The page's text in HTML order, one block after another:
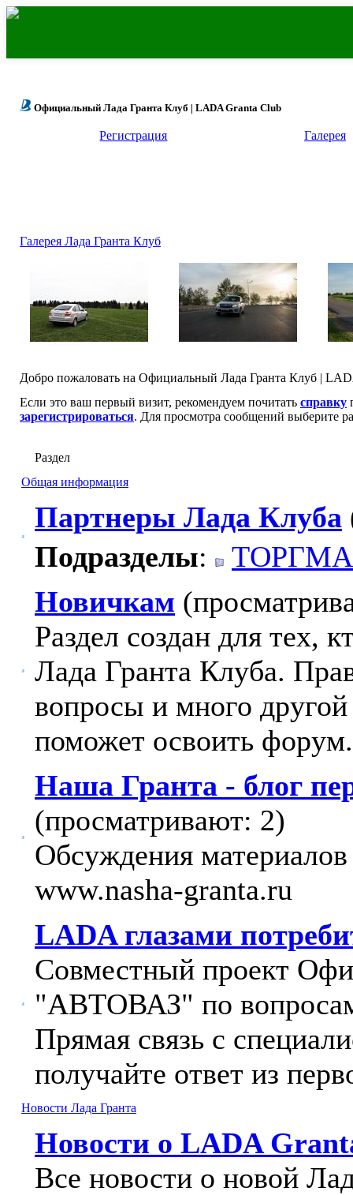
Официальный Лада Гранта Клуб | LADA Granta Club
Регистрация Галерея
Галерея Лада Гранта Клуб
Добро пожаловать на Официальный Лада Гранта Клуб |
Если это ваш первый визит, рекомендуем почитать справку
зарегистрироваться. Для просмотра сообщений выберите
Раздел
Общая информация
Партнеры Лада Клуба
Подразделы:
Новичкам
Раздел создан для тех,
Лада Гранта Клуба.
вопросы и много
поможет освоить форум.
Наша Гранта - блог
(просматривают: 2)
Обсуждения
www.nasha-granta.ru
LADA глазами
Совместный проект
"АВТОВАЗ" по
Прямая связь с
получайте ответ из
Новости Лада Гранта
Новости о LADA
Все новости о новой